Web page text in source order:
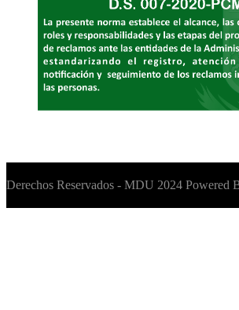
Derechos Reservados - MDU 2024 Powered